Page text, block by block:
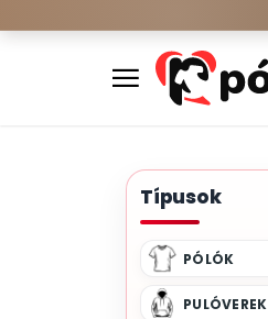
Típusok
PÓLÓK
PULÓVEREK